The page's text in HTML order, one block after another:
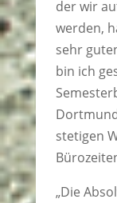
der wir
werden,
sehr
bin ich
stetigen
„Die